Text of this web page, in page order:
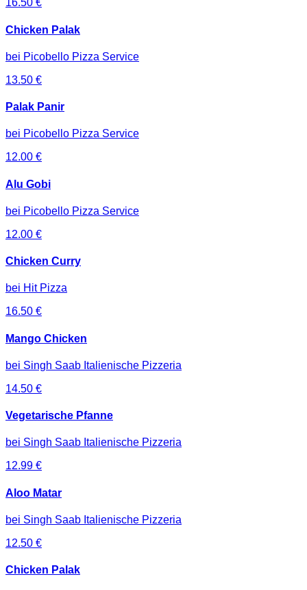
16.50 €
Chicken Palak
bei Picobello Pizza Service
13.50 €
Palak Panir
bei Picobello Pizza Service
12.00 €
Alu Gobi
bei Picobello Pizza Service
12.00 €
Chicken Curry
bei Hit Pizza
16.50 €
Mango Chicken
bei Singh Saab Italienische Pizzeria
14.50 €
Vegetarische Pfanne
bei Singh Saab Italienische Pizzeria
12.99 €
Aloo Matar
bei Singh Saab Italienische Pizzeria
12.50 €
Chicken Palak